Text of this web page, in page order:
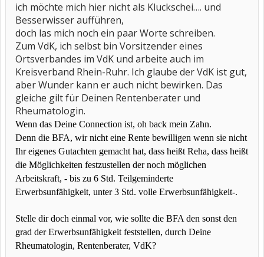
ich möchte mich hier nicht als Kluckschei…. und
Besserwisser aufführen,
doch las mich noch ein paar Worte schreiben.
Zum VdK, ich selbst bin Vorsitzender eines
Ortsverbandes im VdK und arbeite auch im
Kreisverband Rhein-Ruhr. Ich glaube der VdK ist gut,
aber Wunder kann er auch nicht bewirken. Das
gleiche gilt für Deinen Rentenberater und
Rheumatologin.
Wenn das Deine Connection ist, oh back mein Zahn.
Denn die BFA, wir nicht eine Rente bewilligen wenn sie nicht
Ihr eigenes Gutachten gemacht hat, dass heißt Reha, dass heißt
die Möglichkeiten festzustellen der noch möglichen
Arbeitskraft, - bis zu 6 Std. Teilgeminderte
Erwerbsunfähigkeit, unter 3 Std. volle Erwerbsunfähigkeit-.
Stelle dir doch einmal vor, wie sollte die BFA den sonst den
grad der Erwerbsunfähigkeit feststellen, durch Deine
Rheumatologin, Rentenberater, VdK?